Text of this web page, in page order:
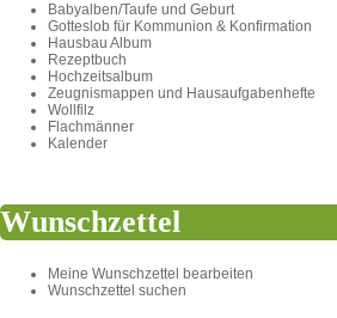
Babyalben/Taufe und Geburt
Gotteslob für Kommunion & Konfirmation
Hausbau Album
Rezeptbuch
Hochzeitsalbum
Zeugnismappen und Hausaufgabenhefte
Wollfilz
Flachmänner
Kalender
Wunschzettel
Meine Wunschzettel bearbeiten
Wunschzettel suchen